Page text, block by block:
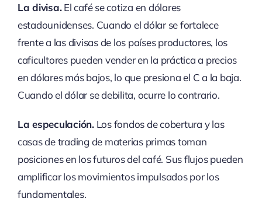
La divisa.El café se cotiza en dólares
estadounidenses. Cuando el dólar se fortalece
frente a las divisas de los países productores, los
caficultores pueden vender en la práctica a precios
en dólares más bajos, lo que presiona el C a la baja.
Cuando el dólar se debilita, ocurre lo contrario.
La especulación.Los fondos de cobertura y las
casas de trading de materias primas toman
posiciones en los futuros del café. Sus flujos pueden
amplificar los movimientos impulsados por los
fundamentales.